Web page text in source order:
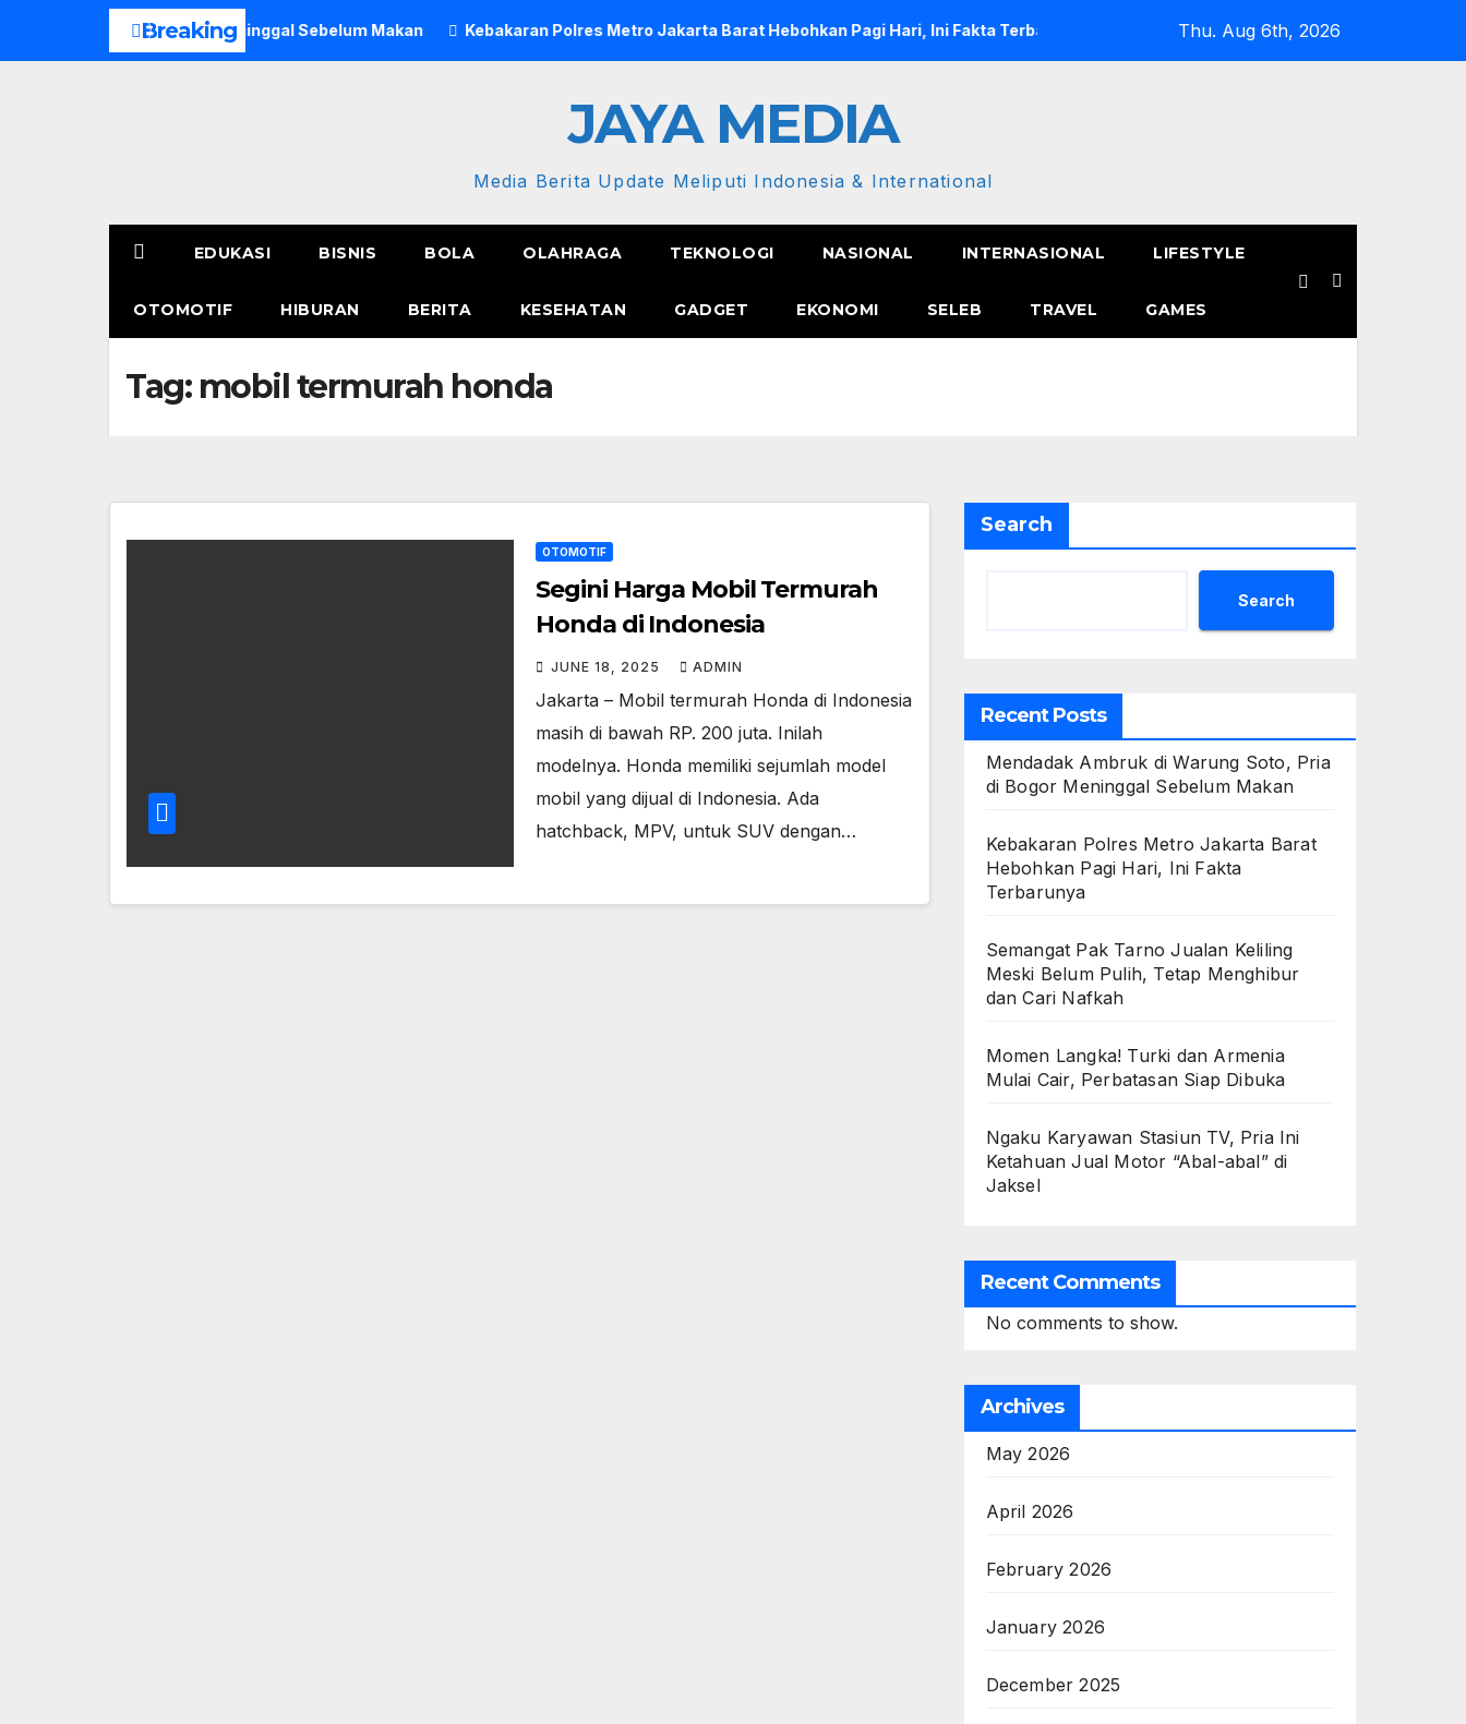
Breaking
Pria di Bogor Meninggal Sebelum Makan Kebakaran Polres Metro Jakarta Barat Hebohkan Pagi Hari, Ini Fakta Terbarunya Semangat Pak Tarno Jualan Keliling Meski Belum
Thu. Aug 6th, 2026
JAYA MEDIA
Media Berita Update Meliputi Indonesia & International
EDUKASI BISNIS BOLA OLAHRAGA TEKNOLOGI NASIONAL INTERNASIONAL LIFESTYLE
OTOMOTIF HIBURAN BERITA KESEHATAN GADGET EKONOMI SELEB TRAVEL GAMES
Tag: mobil termurah honda
OTOMOTIF
Segini Harga Mobil Termurah
Honda di Indonesia
JUNE 18, 2025 ADMIN
Jakarta – Mobil termurah Honda di Indonesia
masih di bawah RP. 200 juta. Inilah
modelnya. Honda memiliki sejumlah model
mobil yang dijual di Indonesia. Ada
hatchback, MPV, untuk SUV dengan…
Search
Search
Recent Posts
Mendadak Ambruk di Warung Soto, Pria
di Bogor Meninggal Sebelum Makan
Kebakaran Polres Metro Jakarta Barat
Hebohkan Pagi Hari, Ini Fakta
Terbarunya
Semangat Pak Tarno Jualan Keliling
Meski Belum Pulih, Tetap Menghibur
dan Cari Nafkah
Momen Langka! Turki dan Armenia
Mulai Cair, Perbatasan Siap Dibuka
Ngaku Karyawan Stasiun TV, Pria Ini
Ketahuan Jual Motor “Abal-abal” di
Jaksel
Recent Comments
No comments to show.
Archives
May 2026
April 2026
February 2026
January 2026
December 2025